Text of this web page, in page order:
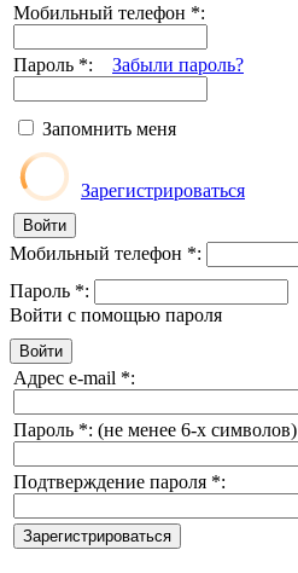
Мобильный телефон *:
Пароль *: Забыли пароль?
Запомнить меня
Зарегистрироваться
Мобильный телефон *:
Пароль *:
Войти с помощью пароля
Адрес e-mail *:
Пароль *: (не менее 6-х символов)
Подтверждение пароля *: